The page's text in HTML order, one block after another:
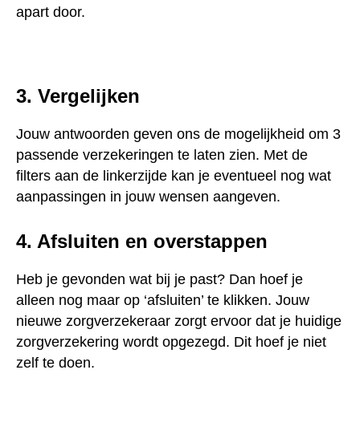
apart door.
3. Vergelijken
Jouw antwoorden geven ons de mogelijkheid om 3
passende verzekeringen te laten zien. Met de
filters aan de linkerzijde kan je eventueel nog wat
aanpassingen in jouw wensen aangeven.
4. Afsluiten en overstappen
Heb je gevonden wat bij je past? Dan hoef je
alleen nog maar op ‘afsluiten’ te klikken. Jouw
nieuwe zorgverzekeraar zorgt ervoor dat je huidige
zorgverzekering wordt opgezegd. Dit hoef je niet
zelf te doen.